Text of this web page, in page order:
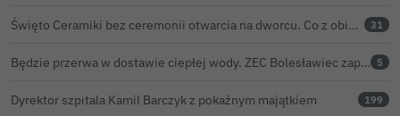
Święto Ceramiki bez ceremonii otwarcia na dworcu. Co z obietnicą prezydenta Bolesławca? 31
Będzie przerwa w dostawie ciepłej wody. ZEC Bolesławiec zapowiada prace remontowe 5
Dyrektor szpitala Kamil Barczyk z pokaźnym majątkiem 199